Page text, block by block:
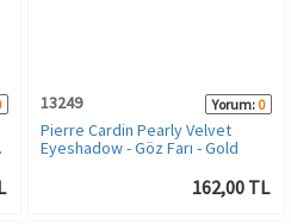
13249 Yorum: 0
Pierre Cardin Pearly Velvet
Eyeshadow - Göz Farı - Gold
162,00 TL